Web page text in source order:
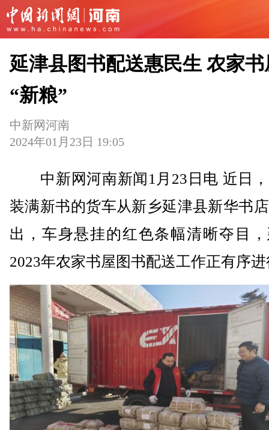
延津县图书配送惠民生 农家
“新粮”
中新网河南
2024年01月23日 19:05
中新网河南新闻1月23日电 近日，
装满新书的货车从新乡延津县新华书
出，车身悬挂的红色条幅清晰夺目
2023年农家书屋图书配送工作正有序